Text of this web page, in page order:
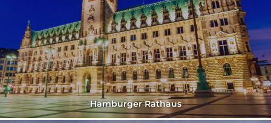
Hamburger Rathaus